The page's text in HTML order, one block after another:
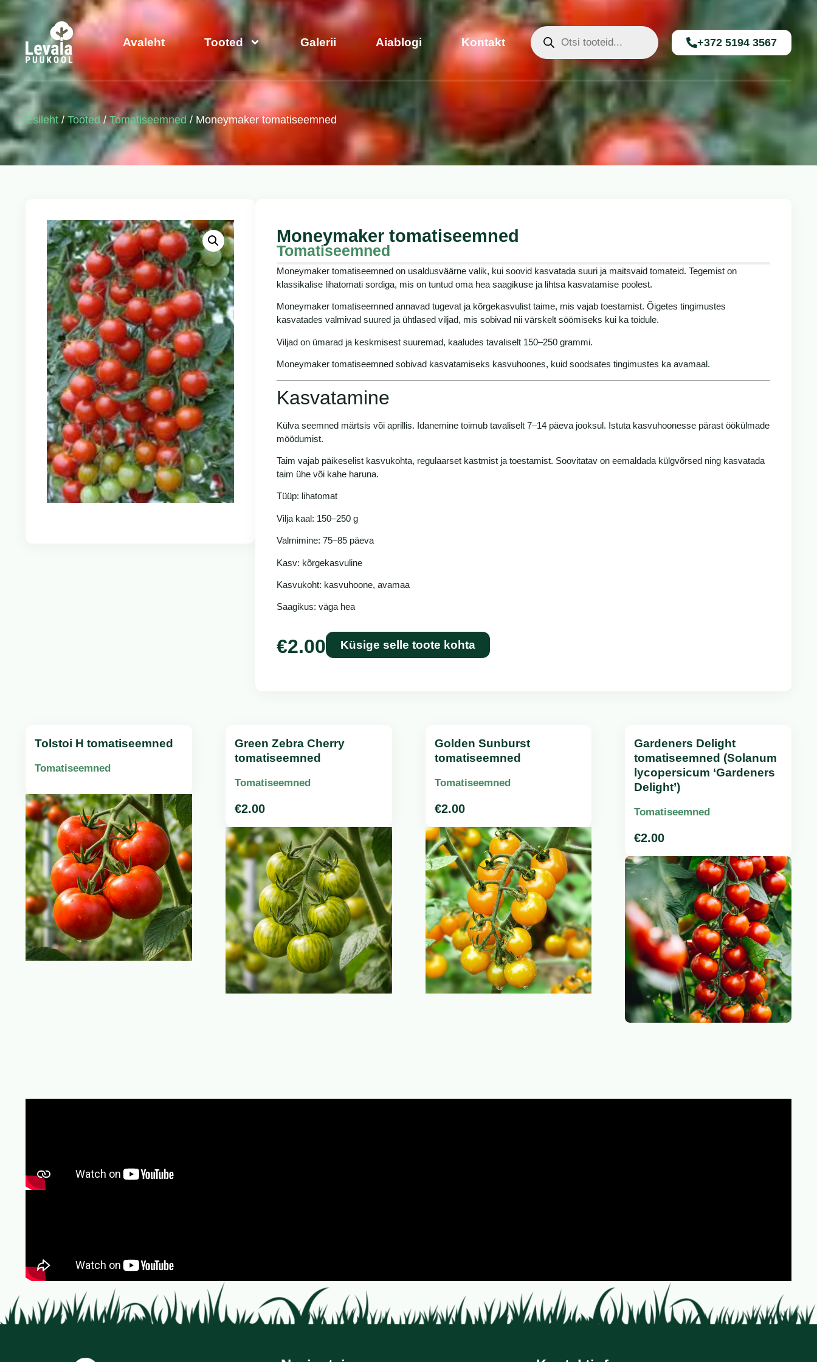
Avaleht Tooted Galerii Aiablogi Kontakt +372 5194 3567
Esileht /Tooted/Tomatiseemned / Moneymaker tomatiseemned
Moneymaker tomatiseemned
Tomatiseemned
Moneymaker tomatiseemned on usaldusväärne valik, kui soovid kasvatada suuri ja maitsvaid tomateid. Tegemist on
klassikalise lihatomati sordiga, mis on tuntud oma hea saagikuse ja lihtsa kasvatamise poolest.
Moneymaker tomatiseemned annavad tugevat ja kõrgekasvulist taime, mis vajab toestamist. Õigetes tingimustes
kasvatades valmivad suured ja ühtlased viljad, mis sobivad nii värskelt söömiseks kui ka toidule.
Viljad on ümarad ja keskmisest suuremad, kaaludes tavaliselt 150–250 grammi.
Moneymaker tomatiseemned sobivad kasvatamiseks kasvuhoones, kuid soodsates tingimustes ka avamaal.
Kasvatamine
Külva seemned märtsis või aprillis. Idanemine toimub tavaliselt 7–14 päeva jooksul. Istuta kasvuhoonesse pärast öökülmade
möödumist.
Taim vajab päikeselist kasvukohta, regulaarset kastmist ja toestamist. Soovitatav on eemaldada külgvõrsed ning kasvatada
taim ühe või kahe haruna.
Tüüp: lihatomat
Vilja kaal: 150–250 g
Valmimine: 75–85 päeva
Kasv: kõrgekasvuline
Kasvukoht: kasvuhoone, avamaa
Saagikus: väga hea
€2.00 Küsige selle toote kohta
Tolstoi H tomatiseemned
Tomatiseemned
Green Zebra Cherry
tomatiseemned
Tomatiseemned
€2.00
Golden Sunburst
tomatiseemned
Tomatiseemned
€2.00
Gardeners Delight
tomatiseemned (Solanum
lycopersicum ‘Gardeners
Delight’)
Tomatiseemned
€2.00